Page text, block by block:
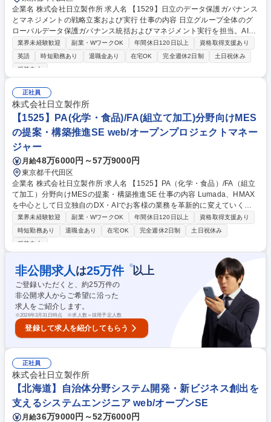
企業名 株式会社日立製作所 求人名 【1529】日立のデータ保護ガバナンス
とマネジメントの戦略立案および実行 仕事の内容 日立グループ全体のグ
ローバルデータ保護ガバナンス統括およびマネジメント実行を担当。AI時
代におけるデータ利活用とリスク最小化を両立させ、上流から下流まで一
貫して手掛ける専門組織での業務です。 最新の法令やAIプライバシー等の
動向調査・分析を踏まえ、グループ全体の制度・内部規程の策定から教
法対応、事業部門からの個人・機密情報に関する相談対応、インシデント
発生時の緊急対応を徹底。PIA制度やPマーク推進、行政・社外組織との渉
外活動、業務効率化に向けたプロセスのシステム化など、組織基盤の強化
に向けた多角的な実務を一手に担います。 募集職種 【1529】日立のデー
タ保護ガバナンスとマネジメントの戦略立案および実行
業界未経験歓迎 副業・WワークOK 年間休日120日以上
資格取得支援あり
英語
時短勤務あり 退職金あり 在宅OK 完全週休2日制
土日祝休み
服装自由
正社員
株式会社日立製作所
【1525】PA(化学・食品)/FA(組立て加工)分野向けMES
の提案・構築推進SE web/オープンプロジェクトマネー
ジャー
月給48万6000円～57万9000円
東京都千代田区
企業名 株式会社日立製作所 求人名 【1525】PA（化学・食品）/FA（組立
て加工）分野向けMESの提案・構築推進SE 仕事の内容 Lumada、HMAX
を中心として日立独自のDX・AIでお客様の業務を革新的に変えていく取
り組みを推進。素材、化学、食品や組立て加工業などPA/FA分野のDX・AI
プロジェクト推進・コンサルテーションを担当頂きます。 ・PAおよびFA
分野のお客様の各部門（製造、生産技術、研究他）に対する提案活動 ・現
実現ロードマップの策定支援 ・システム構築にあたってのプロジェクト管
理全般と導入後のアフターサービス対応 募集職種 【1525】PA（化学・食
品）/FA（組立て加工）分野向けMESの提案・構築推進SE
業界未経験歓迎 副業・WワークOK 年間休日120日以上
資格取得支援あり
時短勤務あり
退職金あり 在宅OK 完全週休2日制
土日祝休み
服装自由
非公開求人 は25万件 ※以上
ご登録いただくと、約25万件の
非公開求人からご希望に沿った
求人をご紹介します。
※2026年3月31日時点 ※求人数＝採用予定人数
登録して求人を紹介してもらう
正社員
株式会社日立製作所
【北海道】自治体分野システム開発・新ビジネス創出を
支えるシステムエンジニア web/オープンSE
月給36万9000円～52万6000円